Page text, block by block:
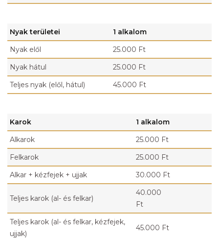
Nyak területei
1 alkalom
Nyak elől
25.000 Ft
Nyak hátul
25.000 Ft
Teljes nyak (elől, hátul)
45.000 Ft
Karok
1 alkalom
Alkarok
25.000 Ft
Felkarok
25.000 Ft
Alkar + kézfejek + ujjak
30.000 Ft
Teljes karok (al- és felkar)
40.000
Ft
Teljes karok (al- és felkar, kézfejek,
ujjak)
45.000 Ft